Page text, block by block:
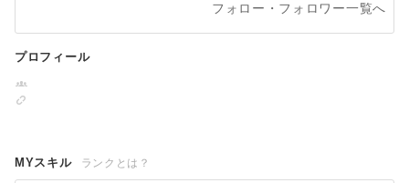
フォロー・フォロワー一覧へ
プロフィール
MYスキル ランクとは？